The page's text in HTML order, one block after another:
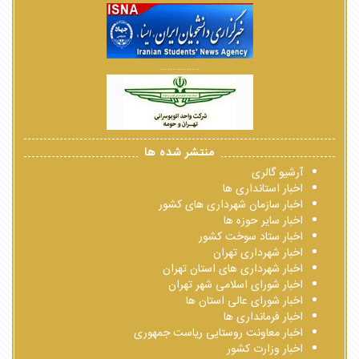
................
منتشر شده ها
آرشیو گالری
اخبار استانداری ها
اخبار سازمان شهرداری های کشور
اخبار سایر حوزه ها
اخبار ستاد سوخت کشور
اخبار شهرداری تهران
اخبار شهرداری های استان تهران
اخبار شورای اسلامی شهر تهران
اخبار شورای عالی استان ها
اخبار فرمانداری ها
اخبار معاونت روستایی ریاست جمهوری
اخبار وزارت کشور